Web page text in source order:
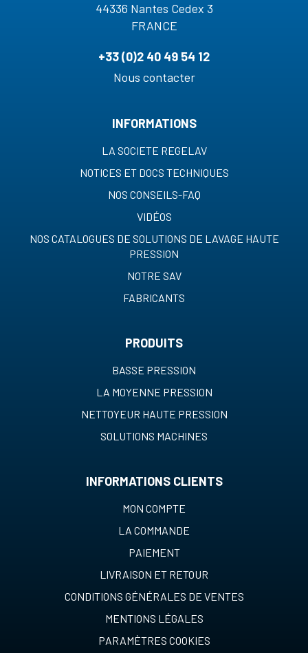
44336 Nantes Cedex 3
FRANCE
+33 (0)2 40 49 54 12
Nous contacter
INFORMATIONS
LA SOCIETE REGELAV
NOTICES ET DOCS TECHNIQUES
NOS CONSEILS-FAQ
VIDÉOS
NOS CATALOGUES DE SOLUTIONS DE LAVAGE HAUTE
PRESSION
NOTRE SAV
FABRICANTS
PRODUITS
BASSE PRESSION
LA MOYENNE PRESSION
NETTOYEUR HAUTE PRESSION
SOLUTIONS MACHINES
INFORMATIONS CLIENTS
MON COMPTE
LA COMMANDE
PAIEMENT
LIVRAISON ET RETOUR
CONDITIONS GÉNÉRALES DE VENTES
MENTIONS LÉGALES
PARAMÈTRES COOKIES